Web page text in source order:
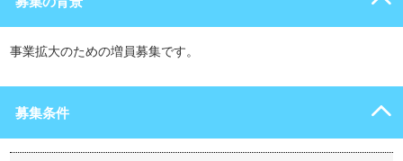
事業拡大のための増員募集です。
募集条件